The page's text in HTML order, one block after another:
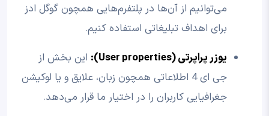
می‌توانیم از آن‌ها در پلتفرم‌هایی همچون گوگل ادز
برای اهداف تبلیغاتی استفاده کنیم.
یوزر پراپرتی (User properties
): این بخش از
جی ای 4 اطلاعاتی همچون زبان، علایق و یا لوکیشن
جغرافیایی کاربران را در اختیار ما قرار می‌دهد.